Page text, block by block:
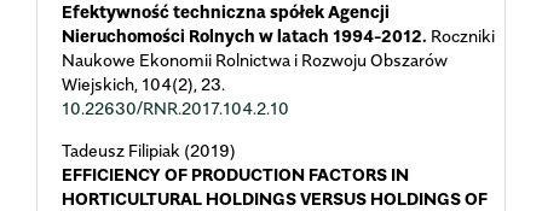
Efektywność techniczna spółek Agencji
Nieruchomości Rolnych w latach 1994-2012. Roczniki
Naukowe Ekonomii Rolnictwa i Rozwoju Obszarów
Wiejskich, 104(2),23.
10.22630/RNR.2017.104.2.10
Tadeusz Filipiak (2019)
EFFICIENCY OF PRODUCTION FACTORS IN
HORTICULTURAL HOLDINGS VERSUS HOLDINGS OF